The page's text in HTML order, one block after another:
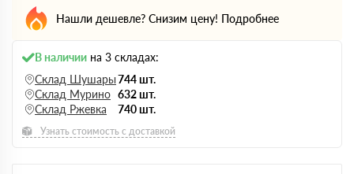
Нашли дешевле? Снизим цену! Подробнее
В наличии на 3 складах:
Склад Шушары744 шт.
Склад Мурино 632 шт.
Склад Ржевка
740 шт.
Узнать стоимость с доставкой